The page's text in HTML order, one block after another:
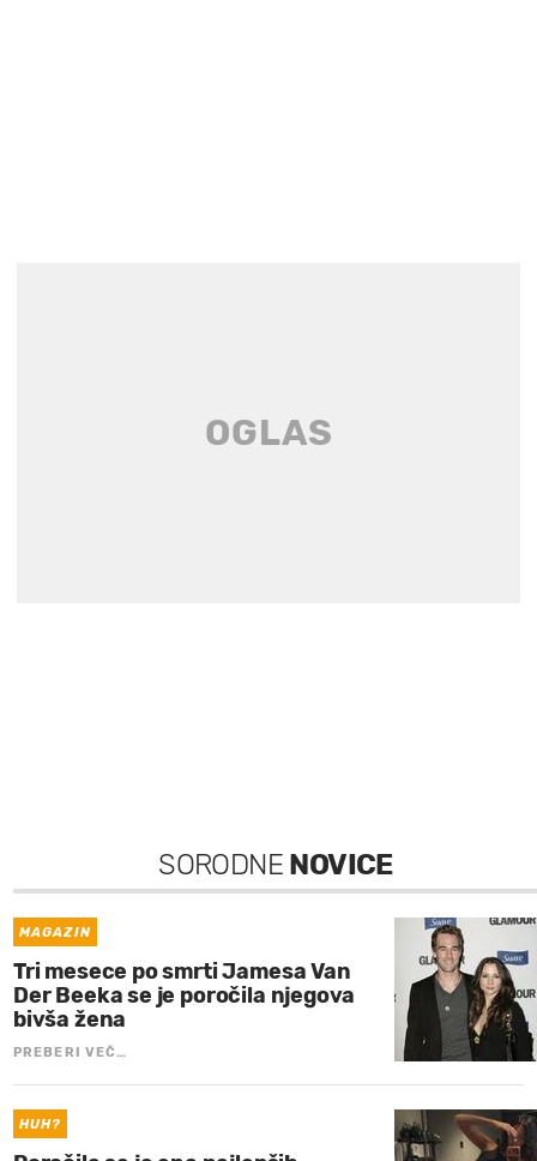
SORODNE NOVICE
MAGAZIN
Tri mesece po smrti Jamesa Van
Der Beeka se je poročila njegova
bivša žena
PREBERI VEČ…
HUH?